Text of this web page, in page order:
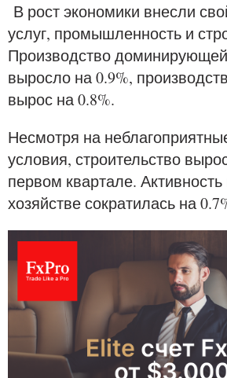
В рост экономики внесли
услуг, промышленность и
Производство
выросло на 0.9%,
вырос на 0.8%.
Несмотря на
условия, строительство
первом квартале.
хозяйстве сократилась на